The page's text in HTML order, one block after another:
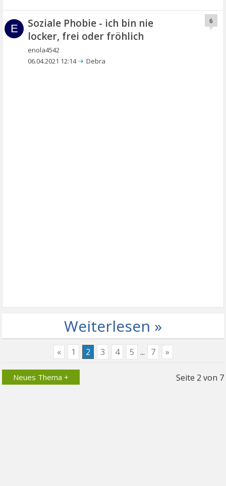
E
Soziale Phobie - ich bin nie
locker, frei oder fröhlich
enola4542
6
06.04.2021 12:14 Debra
Weiterlesen »
« 1 2 3 4 5 ... 7 »
Seite 2 von 7
Neues Thema +